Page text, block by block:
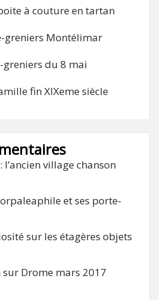
à couture en tartan
greniers Montélimar
greniers du 8 mai
fin XIXeme siècle
l’ancien village chanson
et ses porte-
sur les étagères objets
sur Drome mars 2017